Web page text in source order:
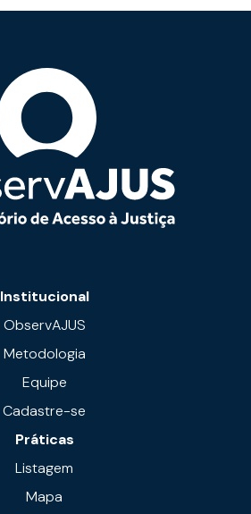
Institucional
ObservAJUS
Metodologia
Equipe
Cadastre-se
Práticas
Listagem
Mapa